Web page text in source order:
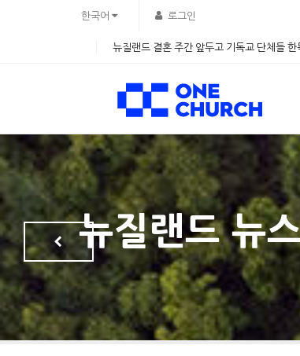
한국어 로그인
뉴질랜드 결혼 주간 앞두고 기독교 단체들
뉴질랜드 뉴
Sketchbook5, 스케치북5